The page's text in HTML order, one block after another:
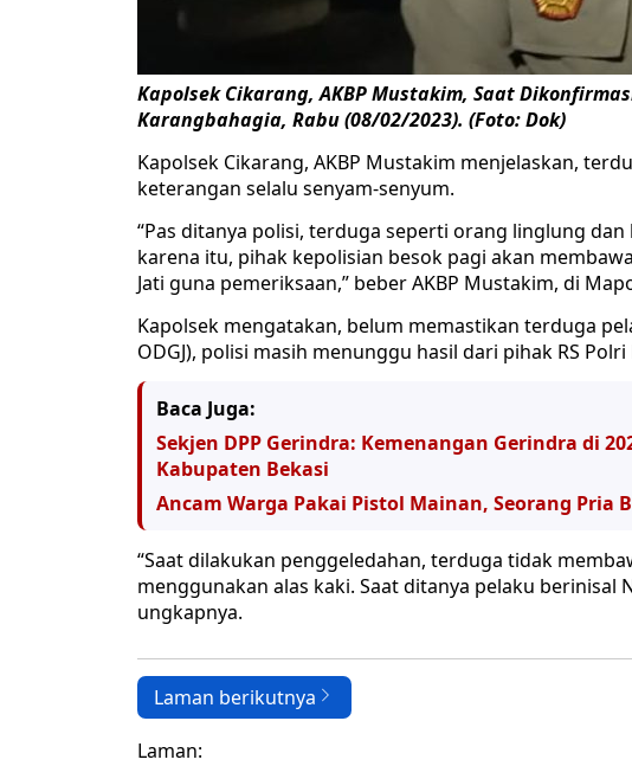
Kapolsek Cikarang, AKBP Mustakim, Saat
Karangbahagia, Rabu (08/02/2023). (Foto: Dok)
Kapolsek Cikarang, AKBP Mustakim menjelaskan,
keterangan selalu senyam-senyum.
“Pas ditanya polisi, terduga seperti orang linglung
karena itu, pihak kepolisian besok pagi akan
Jati guna pemeriksaan,” beber AKBP Mustakim, di
Kapolsek mengatakan, belum memastikan terduga
ODGJ), polisi masih menunggu hasil dari pihak RS Polri
Baca Juga:
Sekjen DPP Gerindra: Kemenangan Gerindra di
Kabupaten Bekasi
Ancam Warga Pakai Pistol Mainan, Seorang Pria
“Saat dilakukan penggeledahan, terduga tidak
menggunakan alas kaki. Saat ditanya pelaku berinisal
ungkapnya.
Laman berikutnya
Laman: